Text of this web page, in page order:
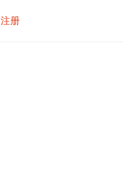
注册